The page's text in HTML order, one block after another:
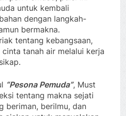
untuk kembali
dengan langkah-
bermakna.
tentang kebangsaan,
tanah air melalui kerja
“Pesona Pemuda”, Must
tentang makna sejati
beriman, berilmu, dan